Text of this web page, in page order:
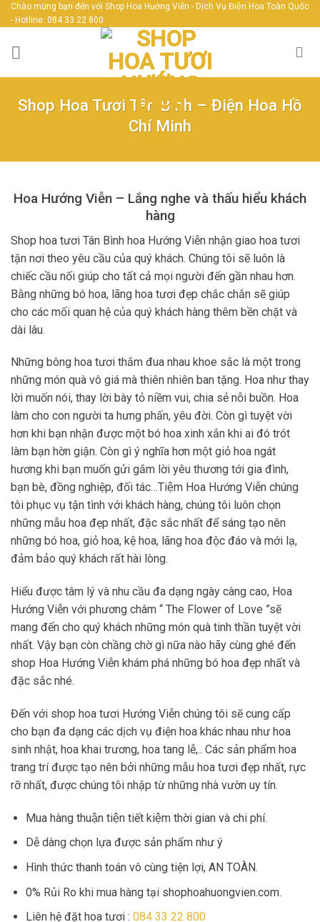
Skip
to
content
Chào mừng bạn đến với Shop Hoa Hướng Viễn - Dịch Vụ Điện Hoa Toàn Quốc
- Hotline: 084 33 22 800
Shop Hoa Tươi Tân Bình – Điện Hoa Hồ
Chí Minh
Hoa Hướng Viễn – Lắng nghe và thấu hiểu khách
hàng
Shop hoa tươi Tân Bình hoa Hướng Viễn nhận giao hoa tươi
tận nơi theo yêu cầu của quý khách. Chúng tôi sẽ luôn là
chiếc cầu nối giúp cho tất cả mọi người đến gần nhau hơn.
Bằng những bó hoa, lãng hoa tươi đẹp chắc chắn sẽ giúp
cho các mối quan hệ của quý khách hàng thêm bền chặt và
dài lâu.
Những bông hoa tươi thắm đua nhau khoe sắc là một trong
những món quà vô giá mà thiên nhiên ban tặng. Hoa như thay
lời muốn nói, thay lời bày tỏ niềm vui, chia sẻ nỗi buồn. Hoa
làm cho con người ta hưng phấn, yêu đời. Còn gì tuyệt vời
hơn khi bạn nhận được một bó hoa xinh xắn khi ai đó trót
làm bạn hờn giận. Còn gì ý nghĩa hơn một giỏ hoa ngát
hương khi bạn muốn gửi gắm lời yêu thương tới gia đình,
bạn bè, đồng nghiệp, đối tác…Tiệm Hoa Hướng Viễn chúng
tôi phục vụ tận tình với khách hàng, chúng tôi luôn chọn
những mẫu hoa đẹp nhất, đặc sắc nhất để sáng tạo nên
những bó hoa, giỏ hoa, kệ hoa, lãng hoa độc đáo và mới lạ,
đảm bảo quý khách rất hài lòng.
Hiểu được tâm lý và nhu cầu đa dạng ngày càng cao, Hoa
Hướng Viễn với phương châm “ The Flower of Love ”sẽ
mang đến cho quý khách những món quà tinh thần tuyệt vời
nhất. Vậy bạn còn chầng chờ gì nữa nào hãy cùng ghé đến
shop Hoa Hướng Viễn khám phá những bó hoa đẹp nhất và
đặc sắc nhé.
Đến với shop hoa tươi Hướng Viễn chúng tôi sẽ cung cấp
cho bạn đa dạng các dịch vụ điện hoa khác nhau như hoa
sinh nhật, hoa khai trương, hoa tang lễ,.. Các sản phẩm hoa
trang trí được tạo nên bởi những mẫu hoa tươi đẹp nhất, rực
rỡ nhất, được chúng tôi nhập từ những nhà vườn uy tín.
Mua hàng thuận tiện tiết kiệm thời gian và chi phí.
Dễ dàng chọn lựa được sản phẩm như ý
Hình thức thanh toán vô cùng tiện lợi, AN TOÀN.
0% Rủi Ro khi mua hàng tại shophoahuongvien.com.
Liên hệ đặt hoa tươi : 084 33 22 800